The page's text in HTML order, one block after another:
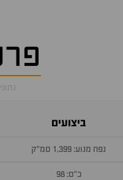
ביצועים
נפח מנוע: 1,399 סמ״ק
כ״ס: 98